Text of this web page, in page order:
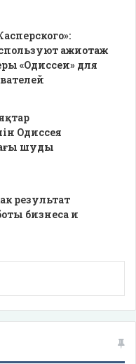
ажиотаж
«Одиссеи» для
Одиссея
шуды
результат
бизнеса и